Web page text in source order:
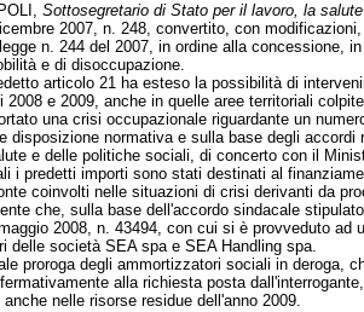
Sottosegretario di Stato per il lavoro, la
2007, n. 248, convertito, con
n. 244 del 2007, in ordine alla concessione,
e di disoccupazione.
articolo 21 ha esteso la possibilità di
2008 e 2009, anche in quelle aree territoriali
una crisi occupazionale riguardante un
disposizione normativa e sulla base degli
e delle politiche sociali, di concerto con il
i predetti importi sono stati destinati al
coinvolti nelle situazioni di crisi derivanti da
che, sulla base dell'accordo sindacale
2008, n. 43494, con cui si è provveduto
delle società SEA spa e SEA Handling spa.
proroga degli ammortizzatori sociali in deroga,
alla richiesta posta
nelle risorse residue dell'anno 2009.